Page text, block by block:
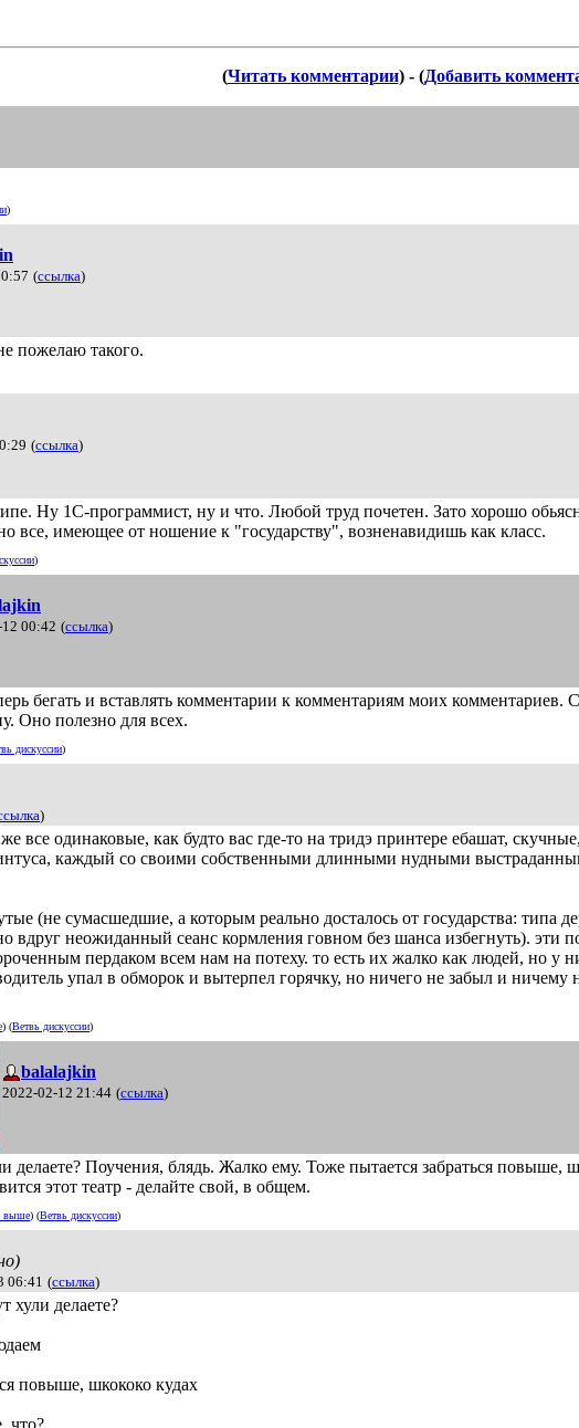
(Читать комментарии) - (Добавить
)
(ссылка)
пожелаю такого.
(ссылка)
Ну 1С-программист, ну и что. Любой труд почетен. Зато хорошо
все, имеющее от ношение к "государству", возненавидишь как класс.
)
00:42 (ссылка)
бегать и вставлять комментарии к комментариям моих
Оно полезно для всех.
дискуссии)
)
все одинаковые, как будто вас где-то на тридэ принтере ебашат,
каждый со своими собственными длинными нудными
(не сумасшедшие, а которым реально досталось от государства: типа
вдруг неожиданный сеанс кормления говном без шанса избегнуть). эти
пердаком всем нам на потеху. то есть их жалко как людей, но у
упал в обморок и вытерпел горячку, но ничего не забыл и ничему
) (Ветвь дискуссии)
balalajkin
2022-02-12 21:44 (ссылка)
делаете? Поучения, блядь. Жалко ему. Тоже пытается забраться повыше,
этот театр - делайте свой, в общем.
выше) (Ветвь дискуссии)
06:41 (ссылка)
хули делаете?
повыше, шкококо кудах
что?